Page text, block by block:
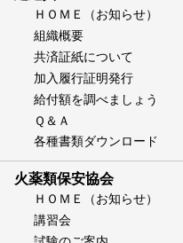
ＨＯＭＥ（お知らせ）
組織概要
共済証紙について
加入履行証明発行
給付額を調べましょう
Ｑ＆Ａ
各種書類ダウンロード
火薬類保安協会
ＨＯＭＥ（お知らせ）
講習会